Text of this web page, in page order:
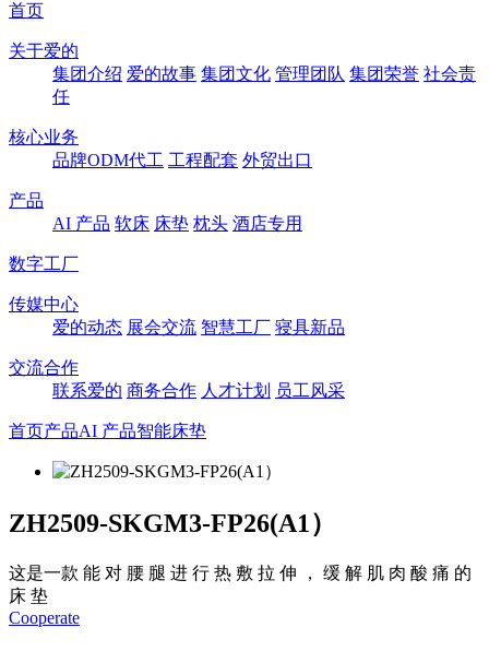
首页
关于爱的
集团介绍 爱的故事 集团文化 管理团队 集团荣誉 社会责
任
核心业务
品牌ODM代工 工程配套 外贸出口
产品
AI 产品 软床 床垫 枕头 酒店专用
数字工厂
传媒中心
爱的动态 展会交流 智慧工厂 寝具新品
交流合作
联系爱的 商务合作 人才计划 员工风采
首页产品AI 产品智能床垫
ZH2509-SKGM3-FP26(A1）
这是一款 能 对 腰 腿 进 行 热 敷 拉 伸 ， 缓 解 肌 肉 酸 痛 的
床 垫
Cooperate